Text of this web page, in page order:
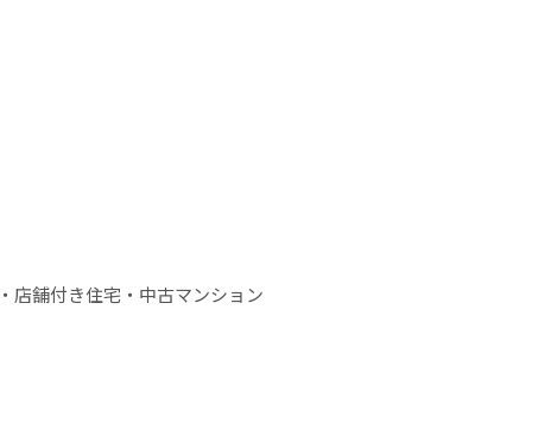
店舗付き住宅・中古マンション